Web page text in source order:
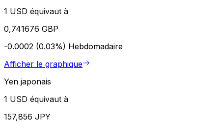
1 USD équivaut à
0,741676 GBP
-0.0002 (0.03%) Hebdomadaire
Afficher le graphique
Yen japonais
1 USD équivaut à
157,856 JPY